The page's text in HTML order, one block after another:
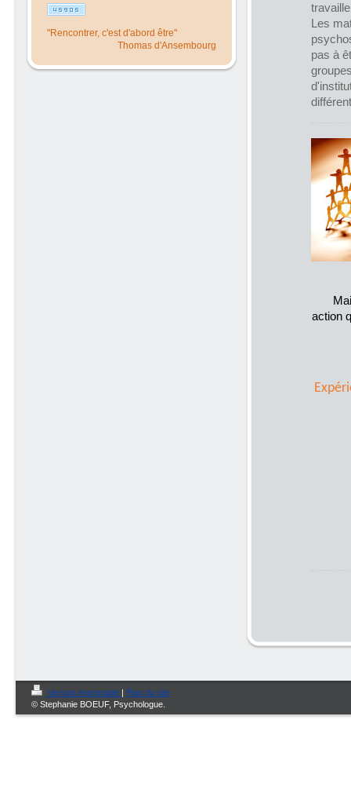
Les
pas à
action
"Rencontrer, c'est d'abord être"
Thomas d'Ansembourg
Version imprimable | Plan du site
© Stephanie BOEUF, Psychologue.